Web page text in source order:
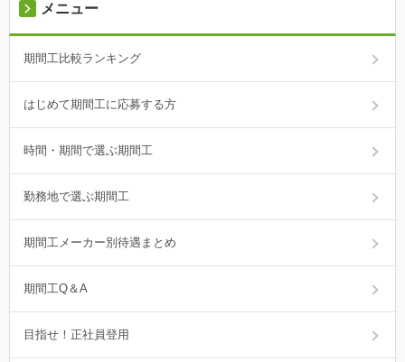
メニュー
期間工比較ランキング
はじめて期間工に応募する方
時間・期間で選ぶ期間工
勤務地で選ぶ期間工
期間工メーカー別待遇まとめ
期間工Q＆A
目指せ！正社員登用